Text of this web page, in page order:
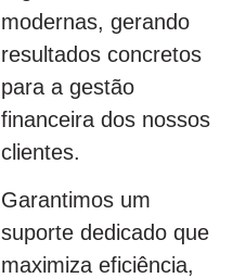
modernas, gerando
resultados concretos
para a gestão
financeira dos nossos
clientes.
Garantimos um
suporte dedicado que
maximiza eficiência,